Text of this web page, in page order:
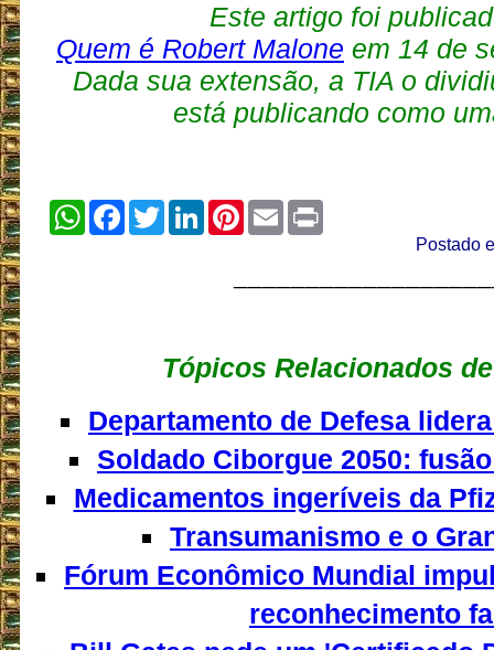
Este artigo foi
Quem é Robert Malone em 14 de
Dada sua extensão, a TIA o
está publicando como
WhatsApp
Facebook
TwitterLinkedInPinterest
EmailPrint
Postado
Tópicos Relacionados
Departamento de Defesa
Soldado Ciborgue 2050:
Medicamentos ingeríveis da
Transumanismo e o
Fórum Econômico Mundial
reconhecimento